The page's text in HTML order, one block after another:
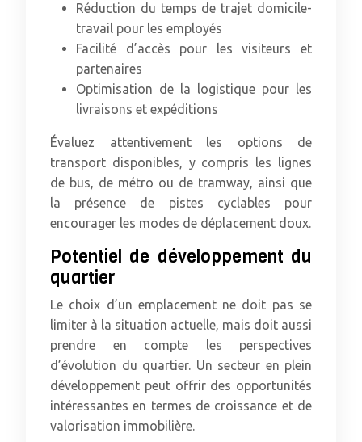
Réduction du temps de trajet domicile-
travail pour les employés
Facilité d’accès pour les visiteurs et
partenaires
Optimisation de la logistique pour les
livraisons et expéditions
Évaluez attentivement les options de
transport disponibles, y compris les lignes
de bus, de métro ou de tramway, ainsi que
la présence de pistes cyclables pour
encourager les modes de déplacement doux.
Potentiel de développement du
quartier
Le choix d’un emplacement ne doit pas se
limiter à la situation actuelle, mais doit aussi
prendre en compte les perspectives
d’évolution du quartier. Un secteur en plein
développement peut offrir des opportunités
intéressantes en termes de croissance et de
valorisation immobilière.